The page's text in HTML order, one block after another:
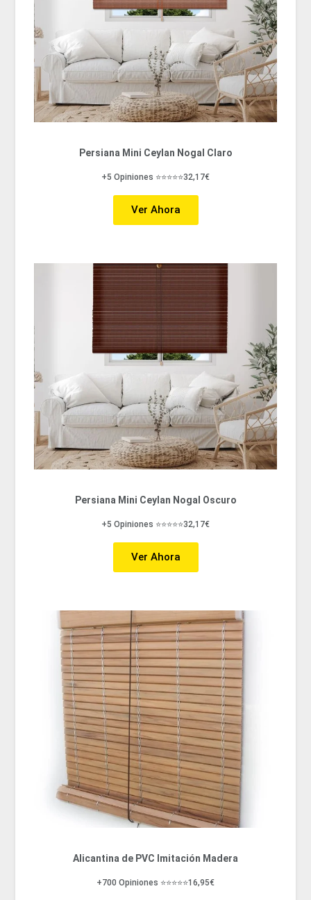
Persiana Mini Ceylan Nogal Claro
+5 Opiniones ⭐⭐⭐⭐⭐32,17€
Ver Ahora
Persiana Mini Ceylan Nogal Oscuro
+5 Opiniones ⭐⭐⭐⭐⭐32,17€
Ver Ahora
Alicantina de PVC Imitación Madera
+700 Opiniones ⭐⭐⭐⭐⭐16,95€